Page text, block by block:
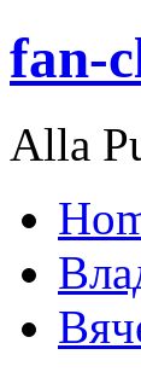
fan-
Alla